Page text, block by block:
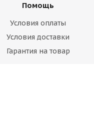
Помощь
Условия оплаты
Условия доставки
Гарантия на товар